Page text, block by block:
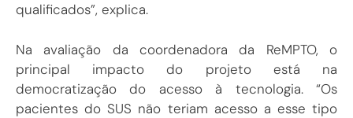
qualificados”, explica.
Na avaliação da coordenadora da ReMPTO, o
principal impacto do projeto está na
democratização do acesso à tecnologia. “Os
pacientes do SUS não teriam acesso a esse tipo